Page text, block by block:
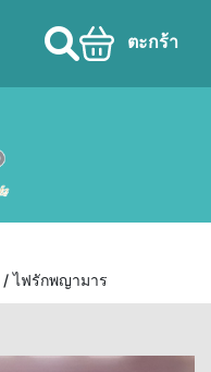
ตะกร้า
/ ไฟรักพญามาร